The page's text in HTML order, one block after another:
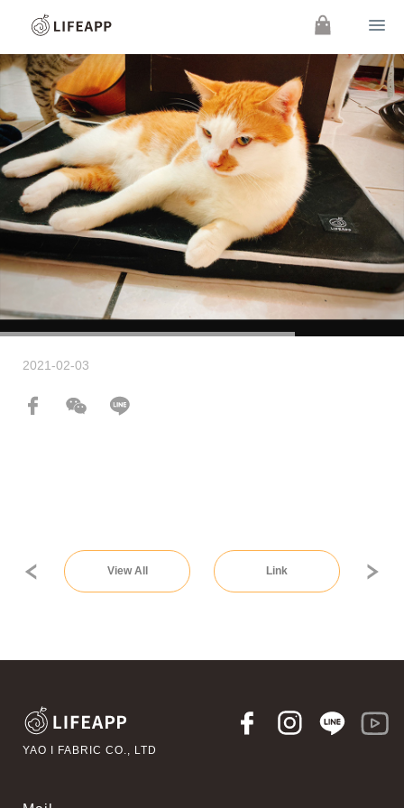
2021-02-03
View All Link
YAO I FABRIC CO., LTD